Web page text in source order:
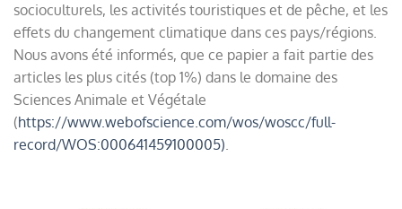
socioculturels, les activités touristiques et de pêche, et les
effets du changement climatique dans ces pays/régions.
Nous avons été informés, que ce papier a fait partie des
articles les plus cités (top 1%) dans le domaine des
Sciences Animale et Végétale
(https://www.webofscience.com/wos/woscc/full-
record/WOS:000641459100005).